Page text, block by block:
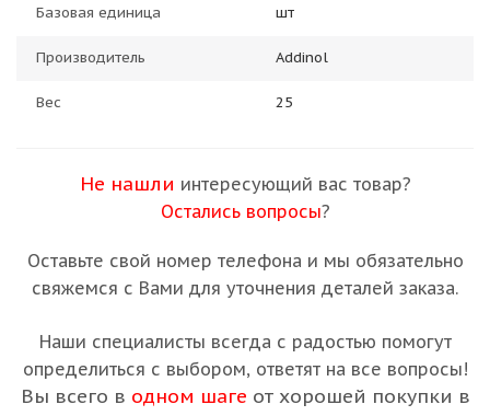
Базовая единица шт
Производитель Addinol
Вес 25
Не нашли интересующий вас товар?
Остались вопросы?
Оставьте свой номер телефона и мы обязательно
свяжемся с Вами для уточнения деталей заказа.
Наши специалисты всегда с радостью помогут
определиться с выбором, ответят на все вопросы!
Вы всего в одном шаге от хорошей покупки в